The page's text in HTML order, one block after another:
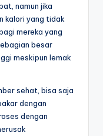
namun jika
kalori yang tidak
mereka yang
besar
meskipun lemak
sehat, bisa saja
dengan
dengan